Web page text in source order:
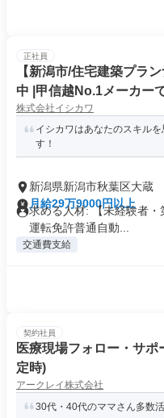
正社員
【新潟市/住宅建築プラ
中 |甲信越No.1メーカー
株式会社イシカワ
イシカワはあなたのスキル
す！
新潟県新潟市秋葉区大蔵
月給29万9000円以上
求める人材: 【未経験者
運転免許普通自動...
交通費支給
契約社員
医療現場フォロー・サ
定時)
アークレイ株式会社
30代・40代のママさん多数